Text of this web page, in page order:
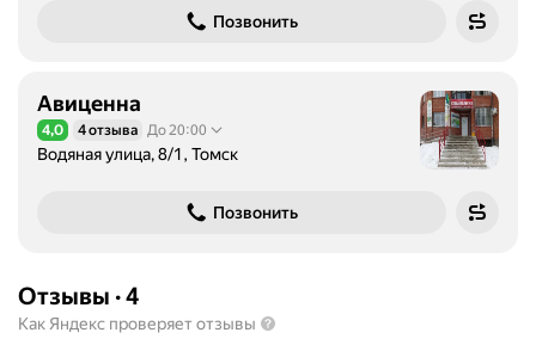
Позвонить
Авиценна
Рейтинг 4,0 из 5
4,0 4 отзыва До 20:00
Водяная улица, 8/1, Томск
Позвонить
Отзывы ·4
Как Яндекс проверяет отзывы